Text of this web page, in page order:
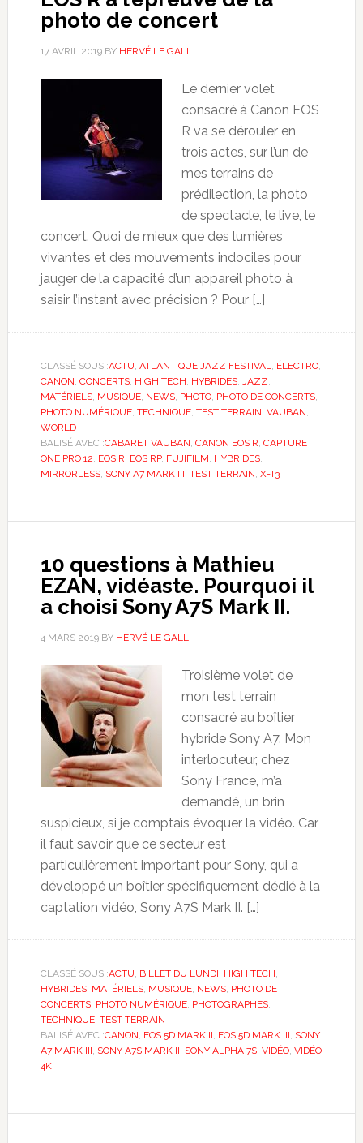
photo de concert
17 AVRIL 2019BY HERVÉ LE GALL
Le dernier volet
consacré à Canon EOS
R va se dérouler en
trois actes, sur l’un de
mes terrains de
prédilection, la photo
de spectacle, le live, le
concert. Quoi de mieux que des lumières
vivantes et des mouvements indociles pour
jauger de la capacité d’un appareil photo à
saisir l’instant avec précision ? Pour […]
CLASSÉ SOUS :ACTU ATLANTIQUE JAZZ FESTIVAL ÉLECTRO,
CANON CONCERTS, HIGH TECH HYBRIDES, JAZZ
MATÉRIELS, MUSIQUE, NEWS, PHOTO, PHOTO DE CONCERTS,
PHOTO NUMÉRIQUE, TECHNIQUE, TEST TERRAIN VAUBAN
WORLD
BALISÉ AVEC :CABARET VAUBAN CANON EOS R CAPTURE
ONE PRO 12 EOS R EOS RP, FUJIFILM HYBRIDES,
MIRRORLESS, SONY A7 MARK III TEST TERRAIN X-T3
10 questions à Mathieu
EZAN, vidéaste. Pourquoi il
a choisi Sony A7S Mark II.
4 MARS 2019BY HERVÉ LE GALL
Troisième volet de
mon test terrain
consacré au boîtier
hybride Sony A7. Mon
interlocuteur, chez
Sony France, m’a
demandé, un brin
suspicieux, si je comptais évoquer la vidéo. Car
il faut savoir que ce secteur est
particulièrement important pour Sony, qui a
développé un boîtier spécifiquement dédié à la
captation vidéo, Sony A7S Mark II. […]
CLASSÉ SOUS :ACTU BILLET DU LUNDI HIGH TECH
HYBRIDES, MATÉRIELS, MUSIQUE, NEWS, PHOTO DE
CONCERTS, PHOTO NUMÉRIQUE, PHOTOGRAPHES,
TECHNIQUE, TEST TERRAIN
BALISÉ AVEC :CANON EOS 5D MARK II EOS 5D MARK III SONY
A7 MARK III SONY A7S MARK II SONY ALPHA 7S, VIDÉO, VIDÉO
4K